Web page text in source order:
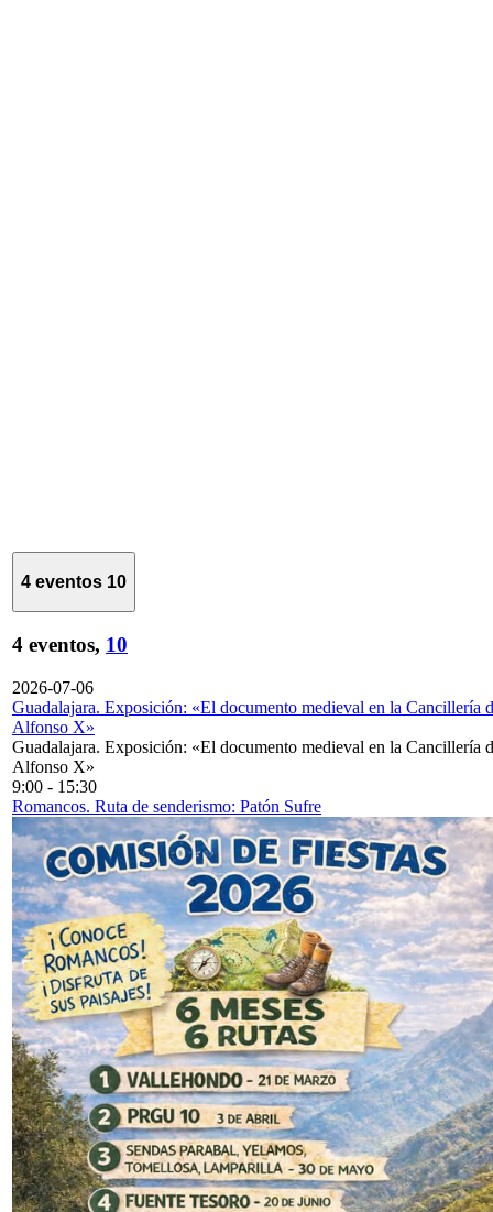
4 eventos 10
4 eventos, 10
2026-07-06
Guadalajara. Exposición: «El documento medieval en la Cancillería
Alfonso X»
Guadalajara. Exposición: «El documento medieval en la Cancillería
Alfonso X»
9:00 - 15:30
Romancos. Ruta de senderismo: Patón Sufre